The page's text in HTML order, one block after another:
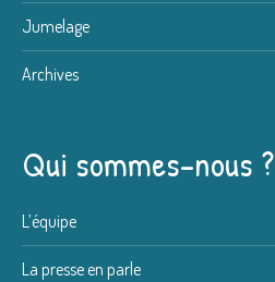
Jumelage
Archives
Qui sommes-nous ?
L’équipe
La presse en parle